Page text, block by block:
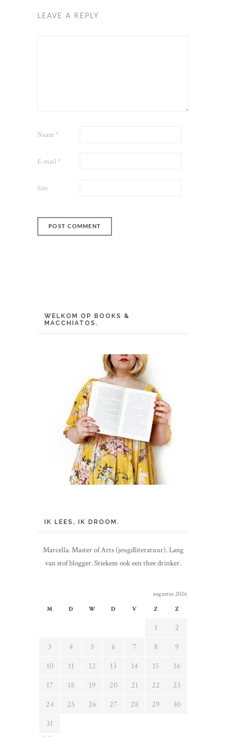
LEAVE A REPLY
Naam *
E-mail *
Site
WELKOM OP BOOKS &
MACCHIATOS.
IK LEES, IK DROOM.
Marcella. Master of Arts (jeugdliteratuur). Lang
van stof blogger. Stiekem ook een thee drinker.
augustus 2026
M
D W D V Z Z
1
2
3
4 5 6 7 8
9
10
11 12 13 14 15
16
17
18 19 20 21 22
23
24
25 26 27 28 29
30
31